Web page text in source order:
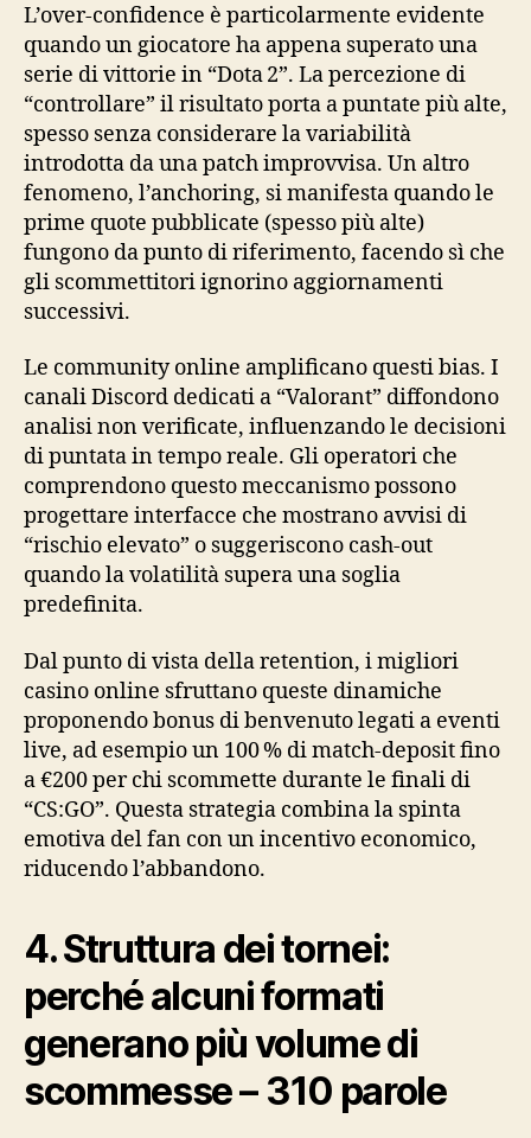
L’over‑confidence è particolarmente evidente
quando un giocatore ha appena superato una
serie di vittorie in “Dota 2”. La percezione di
“controllare” il risultato porta a puntate più alte,
spesso senza considerare la variabilità
introdotta da una patch improvvisa. Un altro
fenomeno, l’anchoring, si manifesta quando le
prime quote pubblicate (spesso più alte)
fungono da punto di riferimento, facendo sì che
gli scommettitori ignorino aggiornamenti
successivi.
Le community online amplificano questi bias. I
canali Discord dedicati a “Valorant” diffondono
analisi non verificate, influenzando le decisioni
di puntata in tempo reale. Gli operatori che
comprendono questo meccanismo possono
progettare interfacce che mostrano avvisi di
“rischio elevato” o suggeriscono cash‑out
quando la volatilità supera una soglia
predefinita.
Dal punto di vista della retention, i migliori
casino online sfruttano queste dinamiche
proponendo bonus di benvenuto legati a eventi
live, ad esempio un 100 % di match‑deposit fino
a €200 per chi scommette durante le finali di
“CS:GO”. Questa strategia combina la spinta
emotiva del fan con un incentivo economico,
riducendo l’abbandono.
4. Struttura dei tornei:
perché alcuni formati
generano più volume di
scommesse – 310 parole